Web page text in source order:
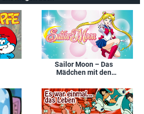
Sailor Moon – Das
Mädchen mit den